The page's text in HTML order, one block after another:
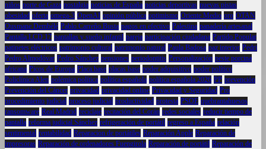
niños norte de Gaza nostalgia noticias de España noticias deportivas nuevas pistas
obesidad oferta omega-3 OpenAI opinión pública optimismo Oriente Medio oro OTAN
Ousmane Dembélé Pablo Carreño Busta pagos en efectivo Palestina panadería artesanal
Pantalla LCD 17 pantallas y sueño infantil pareja participación ciudadana Partido Popular
patinetes eléctricos patrimonio cultural patrimonio natural Paula Badosa paz interior Pedri
Pedro Almodóvar Pedro Sánchez pensiones periodontitis Personalización peste porcina
africana Picos de Europa Placa base placas base poder adquisitivo poder político
Policlínica Alen polémica política política española política española 2026 PP prevención
Prevención del Cáncer privacidad privacidad online Privacidad y Seguridad Pro
procedimiento judicial proceso judicial productividad protesta PSOE quebrantahuesos
ransomware Real Madrid reciclaje recitación del Corán redes sociales reducir tiempo de
pantalla reforma judicial Sánchez refrigeración de portátil regreso a España relación
sentimental rentabilidad Reparacion de portátiles Reparación Apple Reparación de
impresoras Reparación de ordenadores Fuengirola Reparación de portátil Reparación de